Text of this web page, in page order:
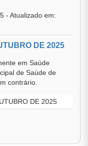
- Atualizado em:
DE 2025
em Saúde
de Saúde de
contrário.
DE 2025